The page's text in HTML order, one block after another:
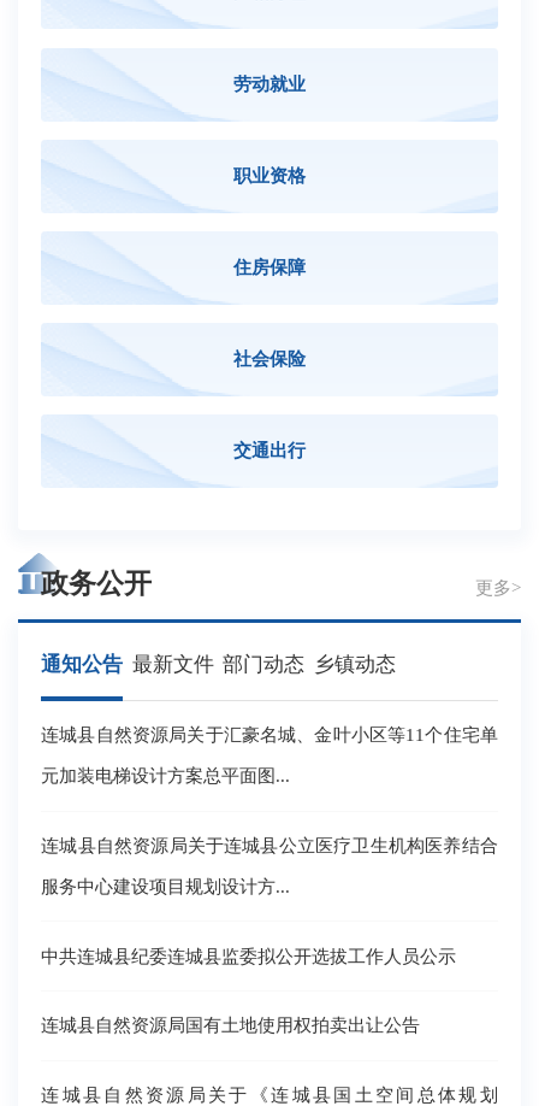
劳动就业
职业资格
住房保障
社会保险
交通出行
政务公开 更多>
通知公告 最新文件 部门动态 乡镇动态
连城县自然资源局关于汇豪名城、金叶小区等11个住宅单
元加装电梯设计方案总平面图...
连城县自然资源局关于连城县公立医疗卫生机构医养结合
服务中心建设项目规划设计方...
中共连城县纪委连城县监委拟公开选拔工作人员公示
连城县自然资源局国有土地使用权拍卖出让公告
连城县自然资源局关于《连城县国土空间总体规划